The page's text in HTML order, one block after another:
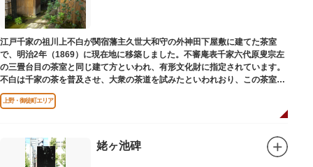
江戸千家の祖川上不白が関宿藩主久世大和守の外神田下屋敷に建てた茶室
で、明治2年（1869）に現在地に移築しました。不審庵表千家六代原叟宗左
の三畳台目の茶室と同じ建て方といわれ、有形文化財に指定されています。
不白は千家の茶を普及させ、大衆の茶道を試みたといわれおり、この茶室は
江戸千家を広める拠点となりました。
上野・御徒町エリア
姥ヶ池碑